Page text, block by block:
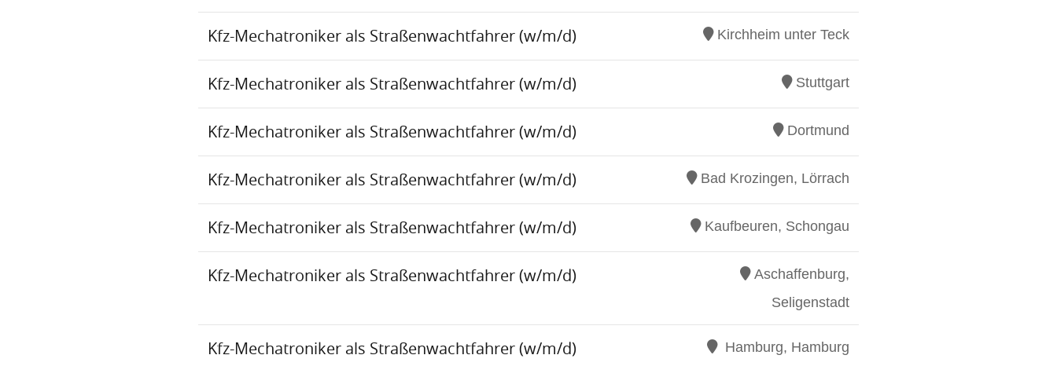
Kfz-Mechatroniker als Straßenwachtfahrer (w/m/d) Kirchheim unter Teck
Kfz-Mechatroniker als Straßenwachtfahrer (w/m/d) Stuttgart
Kfz-Mechatroniker als Straßenwachtfahrer (w/m/d) Dortmund
Kfz-Mechatroniker als Straßenwachtfahrer (w/m/d) Bad Krozingen, Lörrach
Kfz-Mechatroniker als Straßenwachtfahrer (w/m/d) Kaufbeuren, Schongau
Kfz-Mechatroniker als Straßenwachtfahrer (w/m/d)
Aschaffenburg,
Seligenstadt
Kfz-Mechatroniker als Straßenwachtfahrer (w/m/d) Hamburg, Hamburg